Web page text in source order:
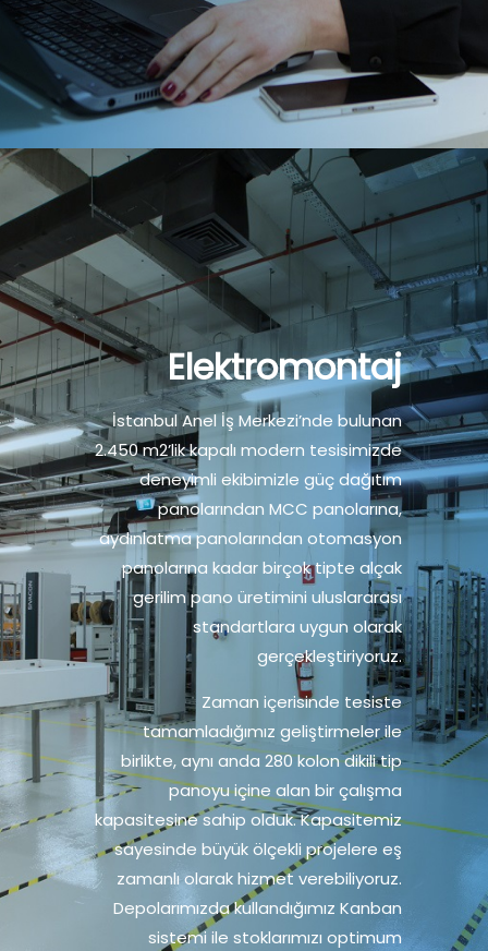
Elektromontaj
İstanbul Anel İş Merkezi’nde bulunan
2.450 m2’lik kapalı modern tesisimizde
deneyimli ekibimizle güç dağıtım
panolarından MCC panolarına,
aydınlatma panolarından otomasyon
panolarına kadar birçok tipte alçak
gerilim pano üretimini uluslararası
standartlara uygun olarak
gerçekleştiriyoruz.
Zaman içerisinde tesiste
tamamladığımız geliştirmeler ile
birlikte, aynı anda 280 kolon dikili tip
panoyu içine alan bir çalışma
kapasitesine sahip olduk. Kapasitemiz
sayesinde büyük ölçekli projelere eş
zamanlı olarak hizmet verebiliyoruz.
Depolarımızda kullandığımız Kanban
sistemi ile stoklarımızı optimum